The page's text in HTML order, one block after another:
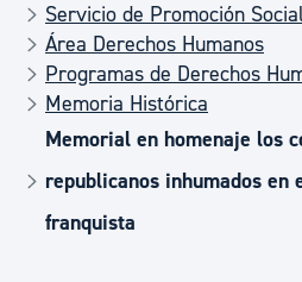
Servicio de Promoción
Área Derechos Humanos
Programas de Derechos
Memoria Histórica
Memorial en homenaje los
republicanos inhumados en
franquista